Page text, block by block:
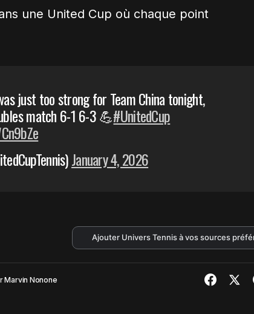
une United Cup où chaque point
just too strong for Team China tonight,
match 6-1 6-3 💪#UnitedCup
January 4, 2026
Ajouter Univers Tennis à vos sources
Marvin Nonone